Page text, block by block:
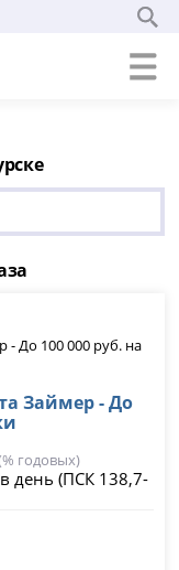
Займер - До
годовых)
день (ПСК 138,7-